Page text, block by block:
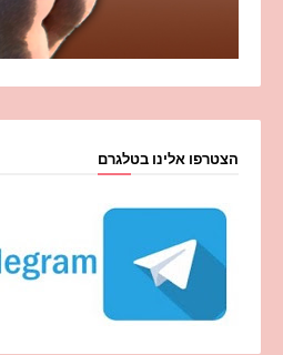
הצטרפו אלינו בטלגרם